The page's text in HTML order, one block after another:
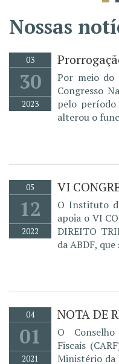
Nossas
03
30
2023
Por meio do
Congresso
pelo período
alterou o
05
12
2022
VI
O Instituto
apoia o VI
DIREITO
da ABDF,
04
01
2021
NOTA DE
O
Fiscais
Ministério da